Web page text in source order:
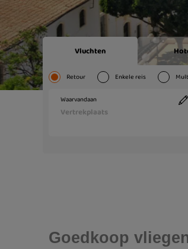
Goedkoop